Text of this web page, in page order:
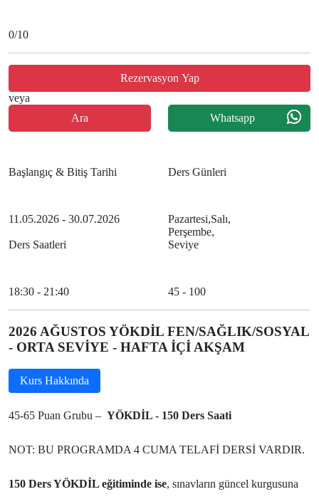
Başlangıç & Bitiş Tarihi
11.05.2026 - 30.07.2026
Ders Günleri
Pazartesi,Salı,
Perşembe,
Ders Saatleri
18:30 - 21:40
Seviye
45 - 100
2026 AĞUSTOS YÖKDİL FEN/SAĞLIK/SOSYAL
- ORTA SEVİYE - HAFTA İÇİ AKŞAM
Kurs Hakkında
45-65 Puan Grubu – YÖKDİL - 150 Ders Saati
NOT: BU PROGRAMDA 4 CUMA TELAFİ DERSİ VARDIR.
150 Ders YÖKDİL eğitiminde ise, sınavların güncel kurgusuna
0/10
Rezervasyon Yap
veya
Ara
Whatsapp